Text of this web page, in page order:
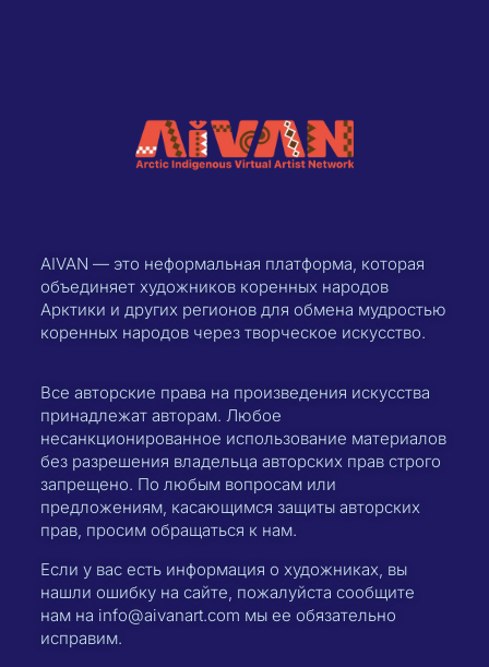
AIVAN — это неформальная платформа, которая
объединяет художников коренных народов
Арктики и других регионов для обмена мудростью
коренных народов через творческое искусство.
Все авторские права на произведения искусства
принадлежат авторам. Любое
несанкционированное использование материалов
без разрешения владельца авторских прав строго
запрещено. По любым вопросам или
предложениям, касающимся защиты авторских
прав, просим обращаться к нам.
Если у вас есть информация о художниках, вы
нашли ошибку на сайте, пожалуйста сообщите
нам на info@aivanart.com мы ее обязательно
исправим.